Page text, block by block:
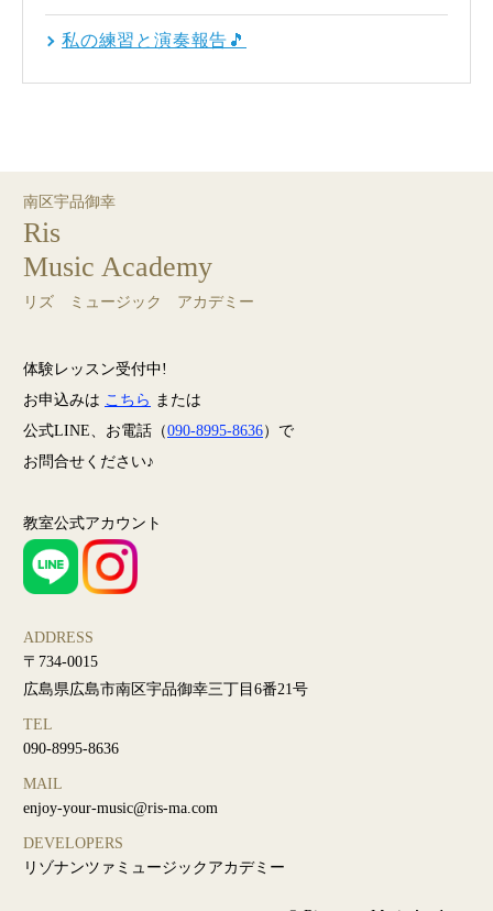
私の練習と演奏報告🎵
南区宇品御幸
Ris
Music Academy
リズ ミュージック アカデミー
体験レッスン受付中!
お申込みは こちら または
公式LINE、お電話（090-8995-8636）で
お問合せください♪
教室公式アカウント
ADDRESS
〒734-0015
広島県広島市南区宇品御幸三丁目6番21号
TEL
090-8995-8636
MAIL
enjoy-your-music@ris-ma.com
DEVELOPERS
リゾナンツァミュージックアカデミー